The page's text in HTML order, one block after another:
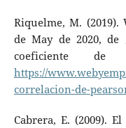
Riquelme, M. (2019).
de May de 2020,
coeficiente de
https://
correlacion-de-
Cabrera, E. (2009).